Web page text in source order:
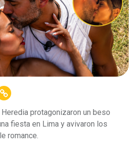
protagonizaron un beso
fiesta en Lima y avivaron los
romance.